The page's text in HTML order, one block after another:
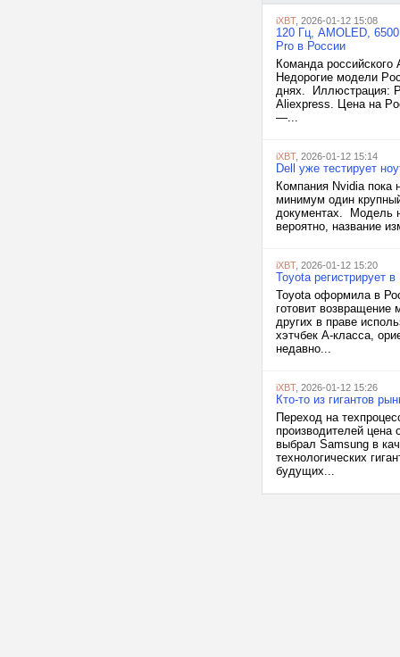
iXBT, 2026-01-12 15:08
120 Гц, AMOLED,
Pro в России
Команда
Недорогие модели
днях. Иллюстрация:
Aliexpress. Цена на
—...
iXBT, 2026-01-12 15:14
Dell уже тестирует
Компания Nvidia пока
минимум один
документах. Модель
вероятно, название
iXBT, 2026-01-12 15:20
Toyota регистрирует
Toyota оформила в
готовит
других в праве
хэтчбек A-класса,
недавно...
iXBT, 2026-01-12 15:26
Кто-то из гигантов
Переход на
производителей цена
выбрал Samsung в
технологических
будущих...